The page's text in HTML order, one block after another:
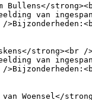
/><br />Joseph
van
/
van
/
van Woensel</